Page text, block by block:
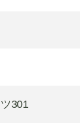
301